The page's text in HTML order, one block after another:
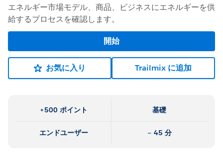
エネルギー市場モデル、商品、ビジネスにエネルギーを供
給するプロセスを確認します。
開始
お気に入り Trailmix に追加
+500 ポイント 基礎
エンドユーザー ~ 45 分